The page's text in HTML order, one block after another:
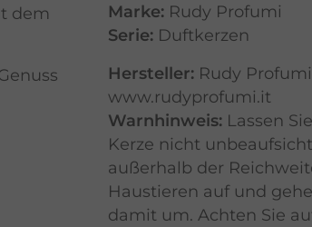
dem
Marke: Rudy Profumi
Serie: Duftkerzen
Hersteller: Rudy
www.rudyprofumi.it
Warnhinweis: Lassen
Kerze nicht
außerhalb der
Haustieren auf und
damit um. Achten Sie